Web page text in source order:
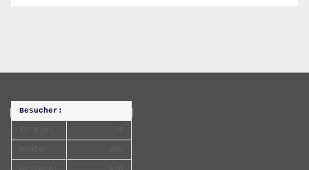
Besucher: